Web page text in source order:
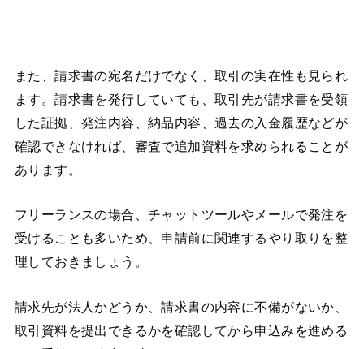
また、請求書の宛名だけでなく、取引の実在性も見られ
ます。請求書を発行していても、取引先が請求書を受領
した証拠、発注内容、納品内容、過去の入金履歴などが
確認できなければ、審査で追加資料を求められることが
あります。
フリーランスの場合、チャットツールやメールで発注を
受けることも多いため、申請前に関連するやり取りを整
理しておきましょう。
請求先が法人かどうか、請求書の内容に不備がないか、
取引資料を提出できるかを確認してから申込みを進める